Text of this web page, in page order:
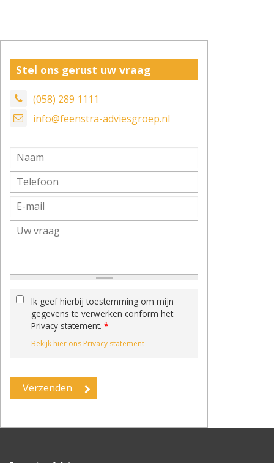
Stel ons gerust uw vraag
(058) 289 1111
info@feenstra-adviesgroep.nl
Ik geef hierbij toestemming om mijn
gegevens te verwerken conform het
Privacy statement. *
Bekijk hier ons Privacy statement